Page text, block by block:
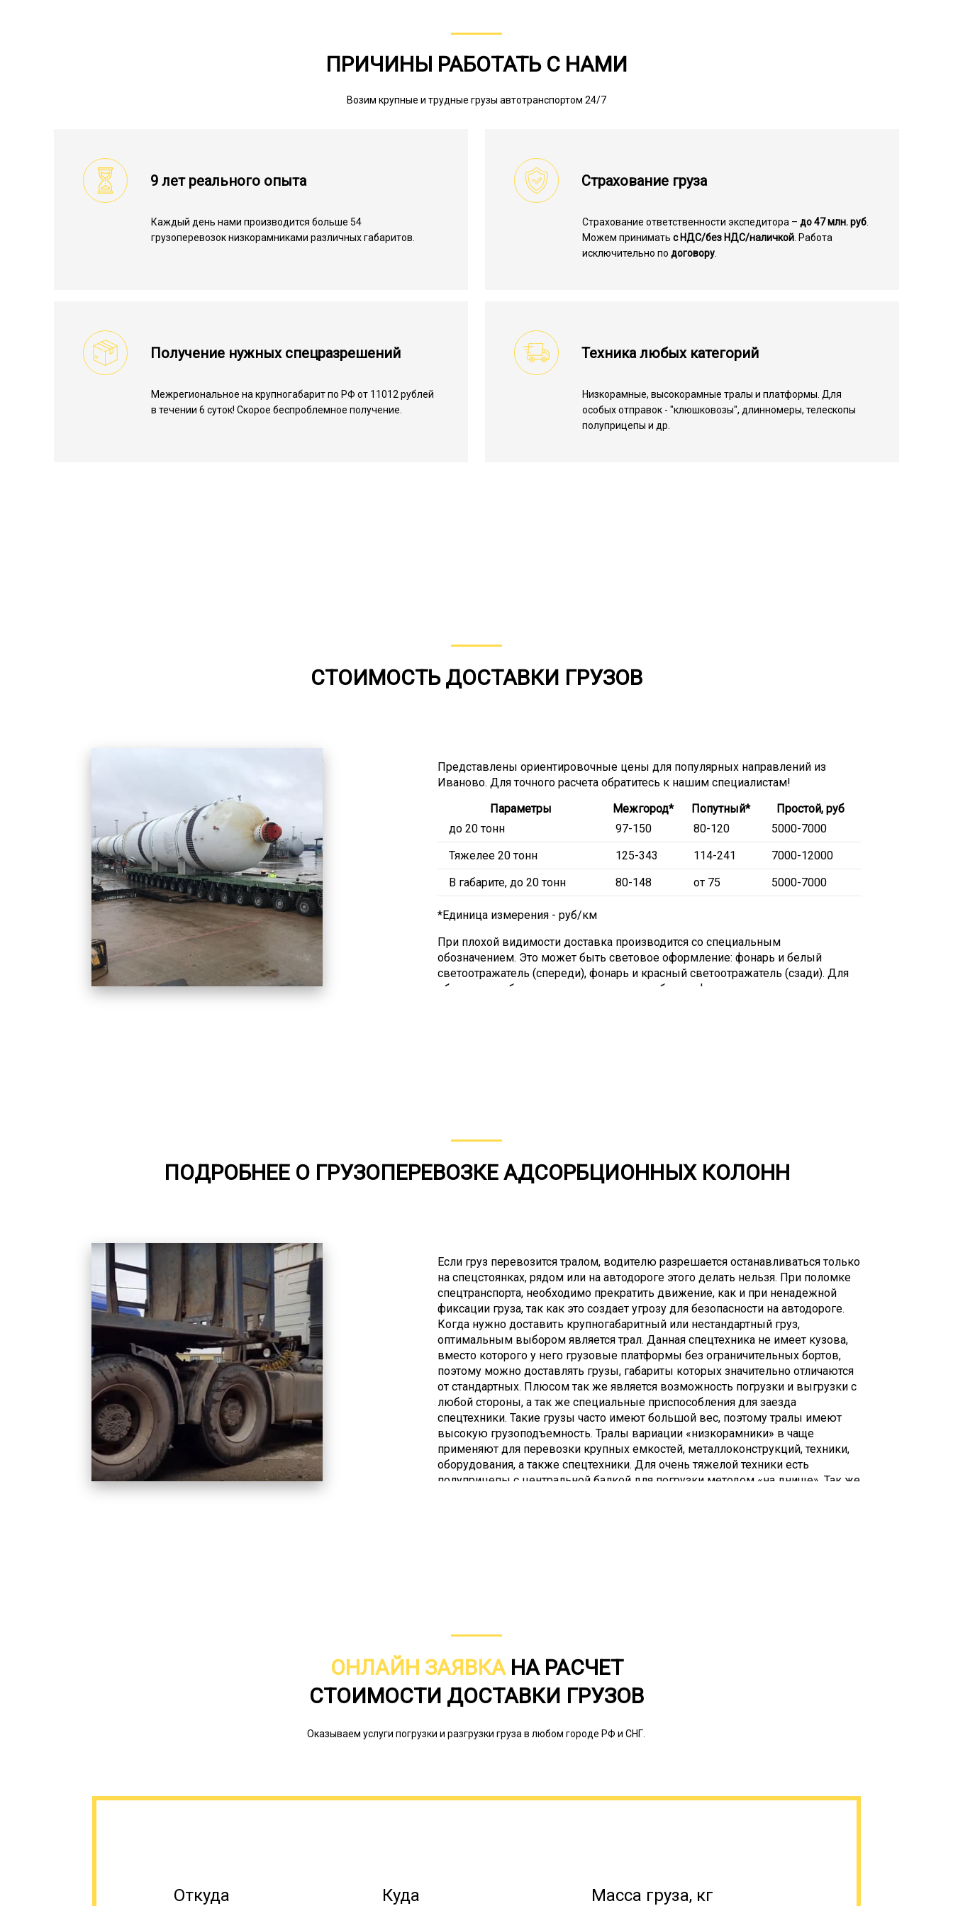
ПРИЧИНЫ РАБОТАТЬ С НАМИ
Возим крупные и трудные грузы автотранспортом 24/7
9 лет реального опыта
Каждый день нами производится больше 54
грузоперевозок низкорамниками различных габаритов.
Страхование груза
Страхование ответственности экспедитора –до 47 млн. руб
Можем приниматьс НДС/без НДС/наличкой . Работа
исключительно подоговору
Получение нужных спецразрешений
Межрегиональное на крупногабарит по РФ от 11012 рублей
в течении 6 суток! Скорое беспроблемное получение.
Техника любых категорий
Низкорамные, высокорамные тралы и платформы. Для
особых отправок - "клюшковозы", длинномеры, телескопы
полуприцепы и др.
СТОИМОСТЬ ДОСТАВКИ ГРУЗОВ
Представлены ориентировочные цены для популярных направлений из
Иваново. Для точного расчета обратитесь к нашим специалистам!
Параметры
Межгород* Попутный*
Простой, руб
до 20 тонн
97-150 80-120
5000-7000
Тяжелее 20 тонн
125-343 114-241
7000-12000
В габарите, до 20 тонн
80-148 от 75 5000-7000
*Единица измерения - руб/км
При плохой видимости доставка производится со специальным
обозначением. Это может быть световое оформление: фонарь и белый
светоотражатель (спереди), фонарь и красный светоотражатель (сзади). Для
обеспечения безопасности доставки негабарита фирмы, оказывающие
ПОДРОБНЕЕ О ГРУЗОПЕРЕВОЗКЕ АДСОРБЦИОННЫХ КОЛОНН
Если груз перевозится тралом, водителю разрешается останавливаться только
на спецстоянках, рядом или на автодороге этого делать нельзя. При поломке
спецтранспорта, необходимо прекратить движение, как и при ненадежной
фиксации груза, так как это создает угрозу для безопасности на автодороге.
Когда нужно доставить крупногабаритный или нестандартный груз,
оптимальным выбором является трал. Данная спецтехника не имеет кузова,
вместо которого у него грузовые платформы без ограничительных бортов,
поэтому можно доставлять грузы, габариты которых значительно отличаются
от стандартных. Плюсом так же является возможность погрузки и выгрузки с
любой стороны, а так же специальные приспособления для заезда
спецтехники. Такие грузы часто имеют большой вес, поэтому тралы имеют
высокую грузоподъемность. Тралы вариации «низкорамники» в чаще
применяют для перевозки крупных емкостей, металлоконструкций, техники,
оборудования, а также спецтехники. Для очень тяжелой техники есть
полуприцепы с центральной балкой для погрузки методом «на днище». Так же
ОНЛАЙН ЗАЯВКАНА РАСЧЕТ
СТОИМОСТИ ДОСТАВКИ ГРУЗОВ
Оказываем услуги погрузки и разгрузки груза в любом городе РФ и СНГ.
Откуда Куда Масса груза, кг